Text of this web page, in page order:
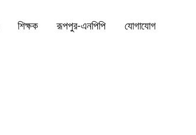
শিক্ষক রূপপুর-এনপিপি যোগাযোগ